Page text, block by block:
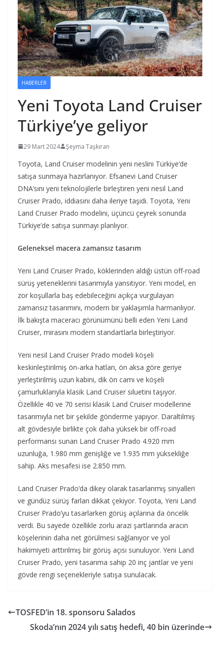
HABERLER
Yeni Toyota Land Cruiser
Türkiye’ye geliyor
29 Mart 2024 Şeyma Taşkıran
Toyota, Land Cruiser modelinin yeni neslini Türkiye’de
satışa sunmaya hazırlanıyor. Efsanevi Land Cruiser
DNA’sını yeni teknolojilerle birleştiren yeni nesil Land
Cruiser Prado, iddiasını daha ileriye taşıdı. Toyota, Yeni
Land Cruiser Prado modelini, üçüncü çeyrek sonunda
Türkiye’de satışa sunmayı planlıyor.
Geleneksel macera zamansız tasarım
Yeni Land Cruiser Prado, köklerinden aldığı üstün off-road
sürüş yeteneklerini tasarımıyla yansıtıyor. Yeni model, en
zor koşullarla baş edebileceğini açıkça vurgulayan
zamansız tasarımını, modern bir yaklaşımla harmanlıyor.
İlk bakışta maceracı görünümünü belli eden Yeni Land
Cruiser, mirasını modern standartlarla birleştiriyor.
Yeni nesil Land Cruiser Prado modeli köşeli
keskinleştirilmiş ön-arka hatları, ön aksa göre geriye
yerleştirilmiş uzun kabini, dik ön camı ve köşeli
çamurluklarıyla klasik Land Cruiser siluetini taşıyor.
Özellikle 40 ve 70 serisi klasik Land Cruiser modellerine
tasarımıyla net bir şekilde gönderme yapıyor. Daraltılmış
alt gövdesiyle birlikte çok daha yüksek bir off-road
performansı sunan Land Cruiser Prado 4.920 mm
uzunluğa, 1.980 mm genişliğe ve 1.935 mm yüksekliğe
sahip. Aks mesafesi ise 2.850 mm.
Land Cruiser Prado’da dikey olarak tasarlanmış sinyalleri
ve gündüz sürüş farları dikkat çekiyor. Toyota, Yeni Land
Cruiser Prado’yu tasarlarken görüş açılarına da öncelik
verdi. Bu sayede özellikle zorlu arazi şartlarında aracın
köşelerinin daha net görülmesi sağlanıyor ve yol
hakimiyeti arttırılmış bir görüş açısı sunuluyor. Yeni Land
Cruiser Prado, yeni tasarıma sahip 20 inç jantlar ve yeni
gövde rengi seçenekleriyle satışa sunulacak.
TOSFED’in 18. sponsoru Salados
Skoda’nın 2024 yılı satış hedefi, 40 bin üzerinde